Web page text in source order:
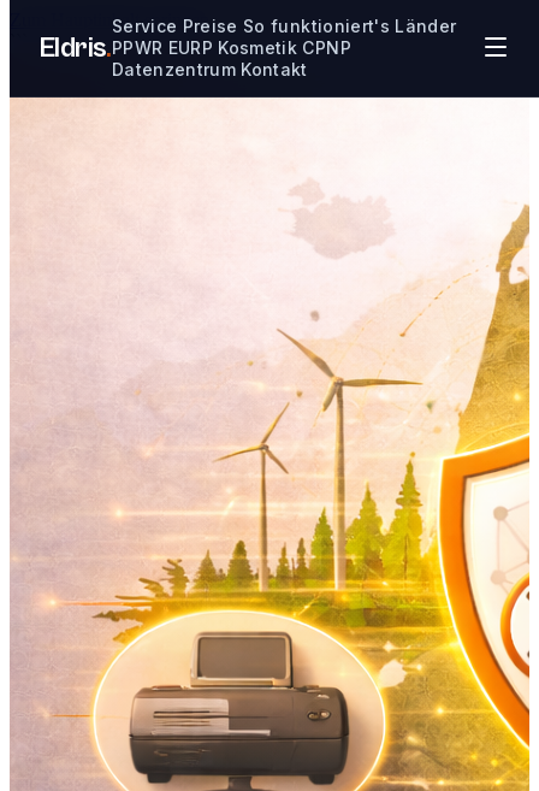
Zum Hauptinhalt springen
Eldris.
Service Preise So funktioniert's Länder
PPWR EURP Kosmetik CPNP
Datenzentrum Kontakt